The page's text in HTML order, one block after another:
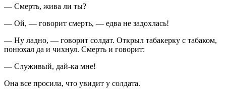
— Смерть, жива ли ты?
— Ой, — говорит смерть, — едва не задохлась!
— Ну ладно, — говорит солдат. Открыл табакерку с табаком,
понюхал да и чихнул. Смерть и говорит:
— Служивый, дай-ка мне!
Она все просила, что увидит у солдата.